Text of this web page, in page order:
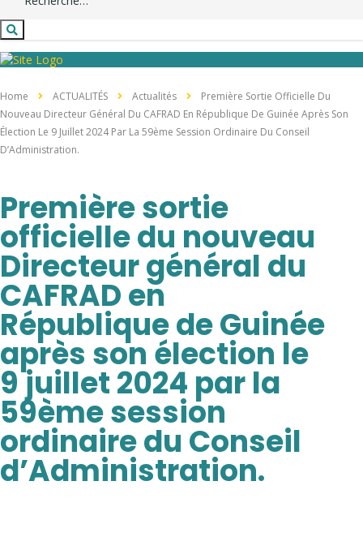
Home ACTUALITÉS Actualités
Première Sortie Officielle Du
Nouveau Directeur Général Du CAFRAD En République De Guinée Après Son
Élection Le 9 Juillet 2024 Par La 59ème Session Ordinaire Du Conseil
D’Administration.
Première sortie
officielle du nouveau
Directeur général du
CAFRAD en
République de Guinée
après son élection le
9 juillet 2024 par la
59ème session
ordinaire du Conseil
d’Administration.